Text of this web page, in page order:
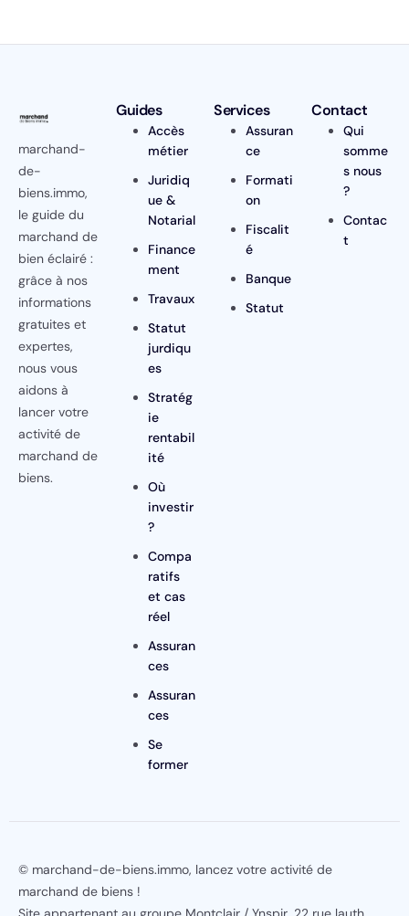
marchand-
de-
biens.immo,
le guide du
marchand de
bien éclairé :
grâce à nos
informations
gratuites et
expertes,
nous vous
aidons à
lancer votre
activité de
marchand de
biens.
Guides
Accès
métier
Juridiq
ue &
Notarial
Finance
ment
Travaux
Statut
jurdiqu
es
Stratég
ie
rentabil
ité
Où
investir
?
Compa
ratifs
et cas
réel
Assuran
ces
Assuran
ces
Se
former
Services
Assuran
ce
Formati
on
Fiscalit
é
Banque
Statut
Contact
Qui
somme
s nous
?
Contac
t
© marchand-de-biens.immo, lancez votre activité de
marchand de biens !